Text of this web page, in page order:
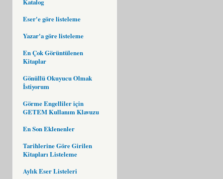
Katalog
Eser'e göre listeleme
Yazar'a göre listeleme
En Çok Görüntülenen
Kitaplar
Gönüllü Okuyucu Olmak
İstiyorum
Görme Engelliler için
GETEM Kullanım Klavuzu
En Son Eklenenler
Tarihlerine Göre Girilen
Kitapları Listeleme
Aylık Eser Listeleri